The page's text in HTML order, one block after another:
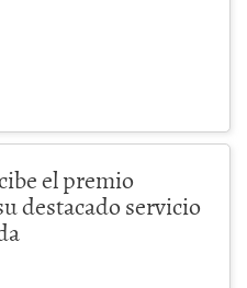
el premio
destacado servicio